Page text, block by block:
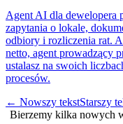
Agent AI dla dewelopera
zapytania o lokale,
odbiory i rozliczenia rat.
netto, agent prowadzący
ustalasz na swoich
procesów.
← Nowszy tekstStarszy
Bierzemy kilka nowych